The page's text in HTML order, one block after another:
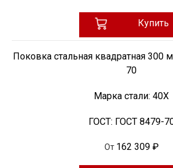
Купить
Поковка стальная квадратная 300
70
Марка стали: 40Х
ГОСТ: ГОСТ 8479-
От 162 309 ₽